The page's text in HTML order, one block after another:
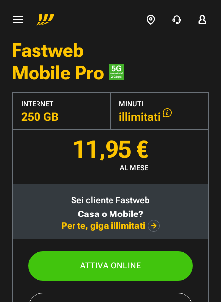
Fastweb
Mobile Pro
INTERNET
250 GB
MINUTI
illimitati
11,95 €
AL MESE
Sei cliente Fastweb
Casa o Mobile?
Per te, giga illimitati
ATTIVA ONLINE